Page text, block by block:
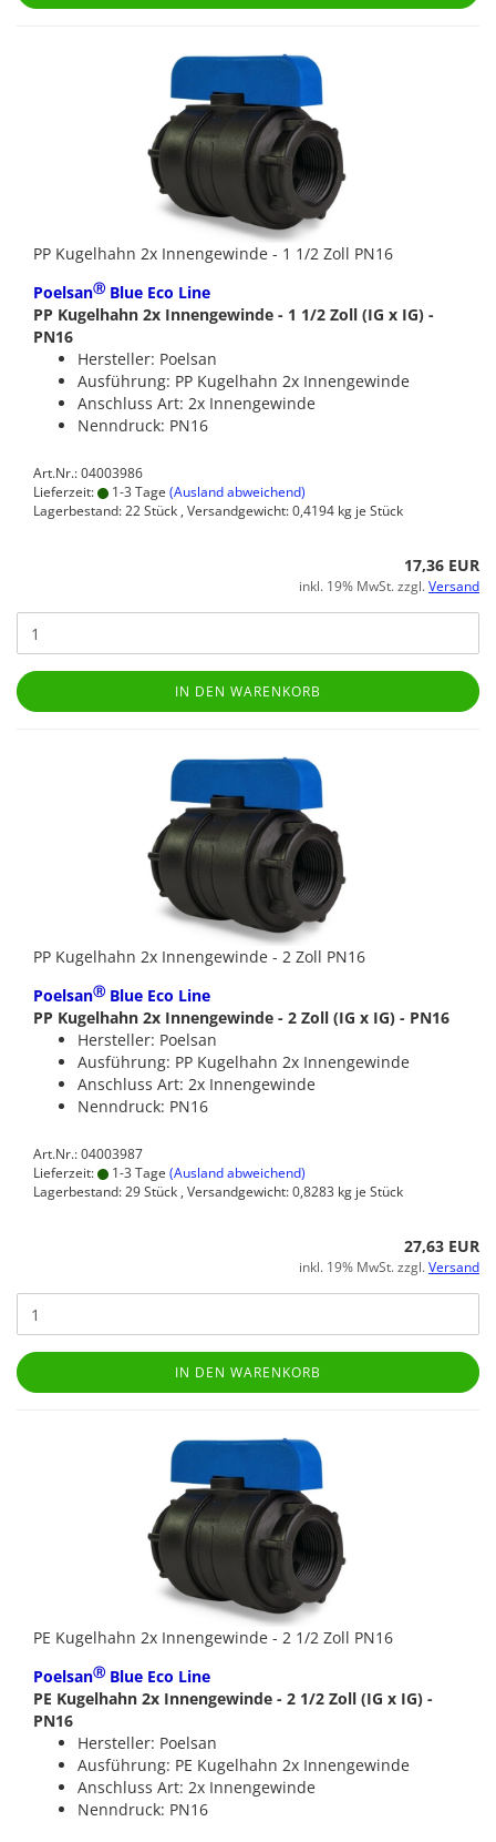
PP Kugelhahn 2x Innengewinde - 1 1/2 Zoll PN16
PoelsanⓇ Blue Eco Line
PP Kugelhahn 2x Innengewinde - 1 1/2 Zoll (IG x IG) -
PN16
Hersteller: Poelsan
Ausführung: PP Kugelhahn 2x Innengewinde
Anschluss Art: 2x Innengewinde
Nenndruck: PN16
Art.Nr.: 04003986
Lieferzeit:
1-3 Tage (Ausland abweichend)
Lagerbestand: 22 Stück , Versandgewicht:0,4194 kg je Stück
17,36 EUR
inkl. 19% MwSt. zzgl.Versand
IN DEN WARENKORB
PP Kugelhahn 2x Innengewinde - 2 Zoll PN16
PoelsanⓇ Blue Eco Line
PP Kugelhahn 2x Innengewinde - 2 Zoll (IG x IG) - PN16
Hersteller: Poelsan
Ausführung: PP Kugelhahn 2x Innengewinde
Anschluss Art: 2x Innengewinde
Nenndruck: PN16
Art.Nr.: 04003987
Lieferzeit:
1-3 Tage (Ausland abweichend)
Lagerbestand: 29 Stück , Versandgewicht:0,8283 kg je Stück
27,63 EUR
inkl. 19% MwSt. zzgl.Versand
IN DEN WARENKORB
PE Kugelhahn 2x Innengewinde - 2 1/2 Zoll PN16
PoelsanⓇ Blue Eco Line
PE Kugelhahn 2x Innengewinde - 2 1/2 Zoll (IG x IG) -
PN16
Hersteller: Poelsan
Ausführung: PE Kugelhahn 2x Innengewinde
Anschluss Art: 2x Innengewinde
Nenndruck: PN16